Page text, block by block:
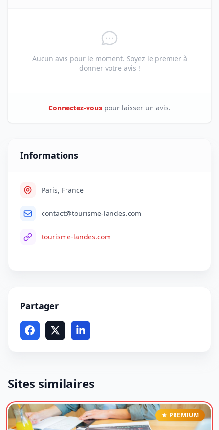
Aucun avis pour le moment. Soyez le premier à
donner votre avis !
Connectez-vous pour laisser un avis.
Informations
Paris, France
contact@tourisme-landes.com
tourisme-landes.com
Partager
Sites similaires
PREMIUM